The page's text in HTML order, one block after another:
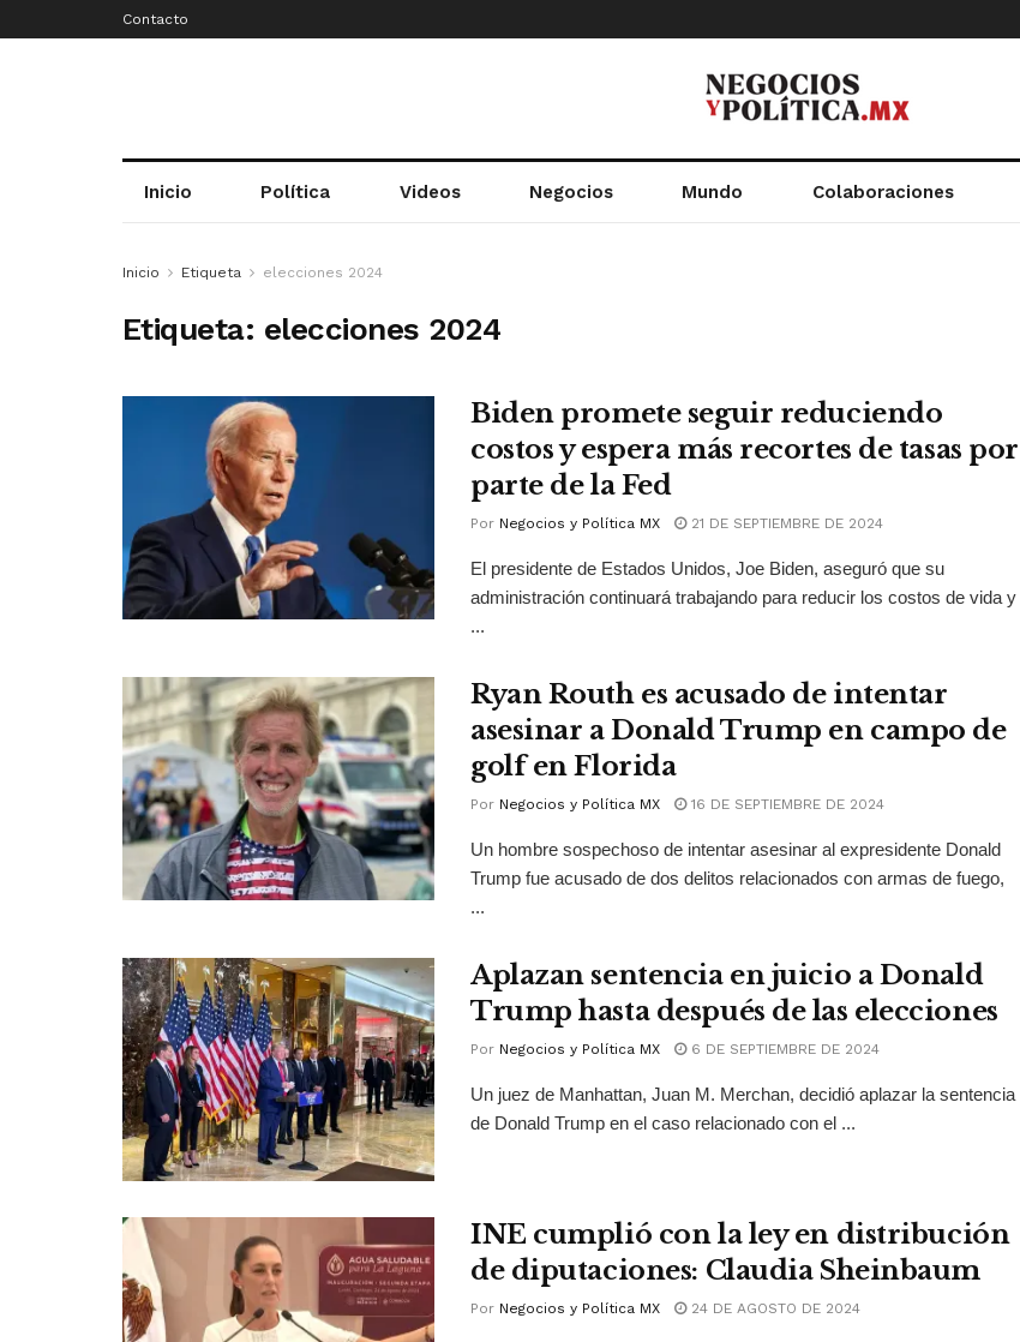
Contacto
Inicio Política Videos Negocios Mundo Colaboraciones
Inicio Etiqueta elecciones 2024
Etiqueta: elecciones 2024
Biden promete seguir reduciendo
costos y espera más recortes de tasas por
parte de la Fed
Por Negocios y Política MX 21 DE SEPTIEMBRE DE 2024
El presidente de Estados Unidos, Joe Biden, aseguró que su
administración continuará trabajando para reducir los costos de vida y
...
Ryan Routh es acusado de intentar
asesinar a Donald Trump en campo de
golf en Florida
Por Negocios y Política MX 16 DE SEPTIEMBRE DE 2024
Un hombre sospechoso de intentar asesinar al expresidente Donald
Trump fue acusado de dos delitos relacionados con armas de fuego,
...
Aplazan sentencia en juicio a Donald
Trump hasta después de las elecciones
Por Negocios y Política MX 6 DE SEPTIEMBRE DE 2024
Un juez de Manhattan, Juan M. Merchan, decidió aplazar la sentencia
de Donald Trump en el caso relacionado con el ...
INE cumplió con la ley en distribución
de diputaciones: Claudia Sheinbaum
Por Negocios y Política MX 24 DE AGOSTO DE 2024